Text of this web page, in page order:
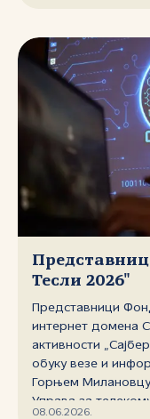
омогућавања
Label Generation
регистра EURid
IDN‑ова у Европи,
новог издања
налази извештаја
даље
спремност
корисника остаје
Тесли 2026"
Представници
интернет домена
активности
обуку везе и
Горњем
Управа за
08.06.2026.